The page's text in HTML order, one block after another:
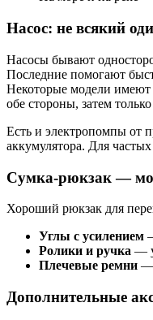
Насос: не всякий
Насосы бывают
Последние помогают
Некоторые модели
обе стороны, затем
Есть и электропомпы от
аккумулятора. Для
Сумка-рюкзак —
Хороший рюкзак для
Углы с усилением
Ролики и ручка —
Плечевые ремни —
Дополнительные